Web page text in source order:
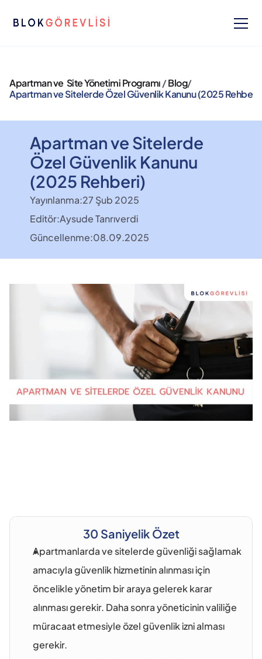
Apartman ve  Site Yönetimi Programı / Blog/
Apartman ve Sitelerde Özel Güvenlik Kanunu (2025 Rehberi)
Apartman ve Sitelerde
Özel Güvenlik Kanunu
(2025 Rehberi)
Yayınlanma:27 Şub 2025
Editör:Aysude Tanrıverdi
Güncellenme:08.09.2025
30 Saniyelik Özet
Apartmanlarda ve sitelerde güvenliği sağlamak
amacıyla güvenlik hizmetinin alınması için
öncelikle yönetim bir araya gelerek karar
alınması gerekir. Daha sonra yöneticinin valiliğe
müracaat etmesiyle özel güvenlik izni alması
gerekir.